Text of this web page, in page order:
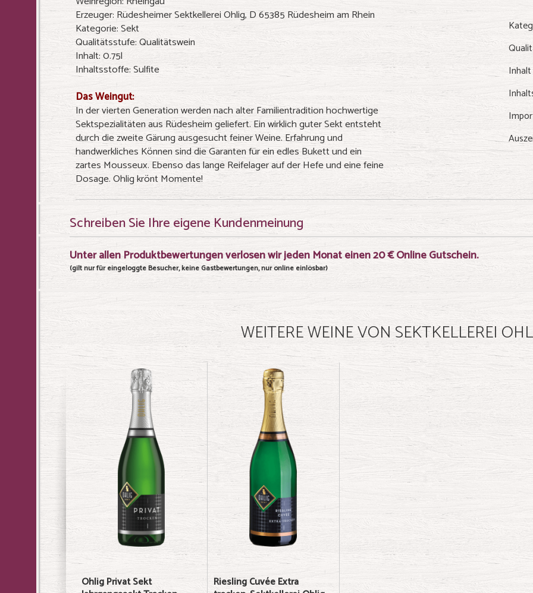
Erzeuger: Rüdesheimer Sektkellerei Ohlig, D 65385 Rüdesheim am Rhein
Kategorie: Sekt
Qualitätsstufe: Qualitätswein
Inhalt: 0.75l
Inhaltsstoffe: Sulfite
Das Weingut:
In der vierten Generation werden nach alter Familientradition hochwertige
Sektspezialitäten aus Rüdesheim geliefert. Ein wirklich guter Sekt entsteht
durch die zweite Gärung ausgesucht feiner Weine. Erfahrung und
handwerkliches Können sind die Garanten für ein edles Bukett und ein
zartes Mousseux. Ebenso das lange Reifelager auf der Hefe und eine feine
Dosage. Ohlig krönt Momente!
Inhalt
Schreiben Sie Ihre eigene Kundenmeinung
Unter allen Produktbewertungen verlosen wir jeden Monat einen 20 € Online Gutschein.
(gilt nur für eingeloggte Besucher, keine Gastbewertungen, nur online einlösbar)
WEITERE WEINE VON SEKTKELLEREI
Ohlig Privat Sekt Riesling Cuvée Extra